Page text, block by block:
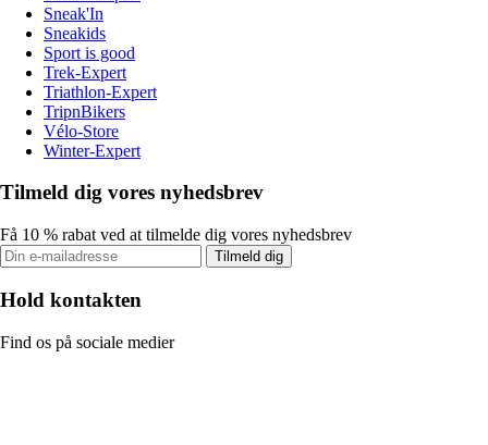
Sneak'In
Sneakids
Sport is good
Trek-Expert
Triathlon-Expert
TripnBikers
Vélo-Store
Winter-Expert
Tilmeld dig vores nyhedsbrev
Få 10 % rabat ved at tilmelde dig vores nyhedsbrev
Tilmeld dig
Hold kontakten
Find os på sociale medier